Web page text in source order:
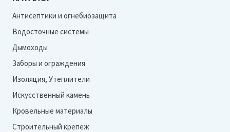
Антисептики и огнебиозащита
Водосточные системы
Дымоходы
Заборы и ограждения
Изоляция, Утеплители
Искусственный камень
Кровельные материалы
Строительный крепеж